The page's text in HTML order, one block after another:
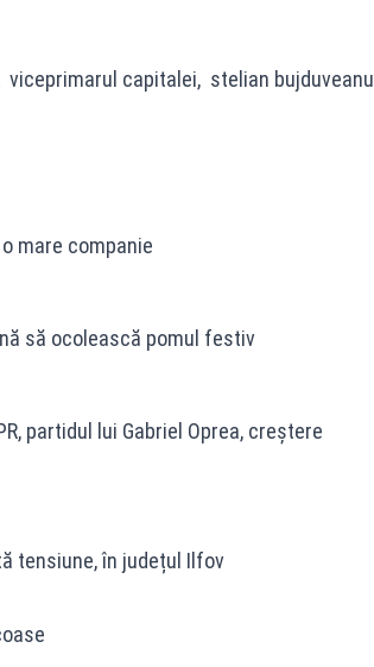
capitalei, stelian bujduveanu
mare companie
să ocolească pomul festiv
partidul lui Gabriel Oprea, creștere
tensiune, în județul Ilfov